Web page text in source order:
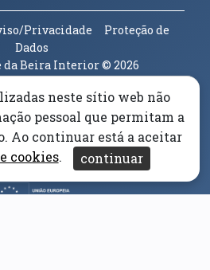
Privacidade
Proteção de
Dados
da Beira Interior© 2026
(abre em nova janela)
(abre em nova janela)
neste sítio web não
pessoal que permitam a
Ao continuar está a aceitar
cookies. continuar